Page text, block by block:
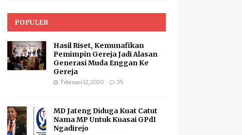
POPULER
Hasil Riset, Kemunafikan
Pemimpin Gereja Jadi Alasan
Generasi Muda Enggan Ke
Gereja
Februari 12, 2020 35
MD Jateng Diduga Kuat Catut
Nama MP Untuk Kuasai GPdI
Ngadirejo